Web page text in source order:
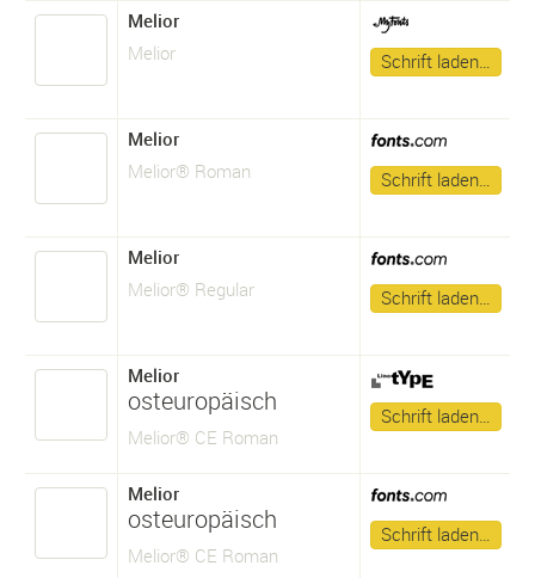
Melior
Melior
Schrift laden…
Melior
Melior® Roman
Schrift laden…
Melior
Melior® Regular
Schrift laden…
Melior
osteuropäisch
Melior® CE Roman
Schrift laden…
Melior
osteuropäisch
Melior® CE Roman
Schrift laden…